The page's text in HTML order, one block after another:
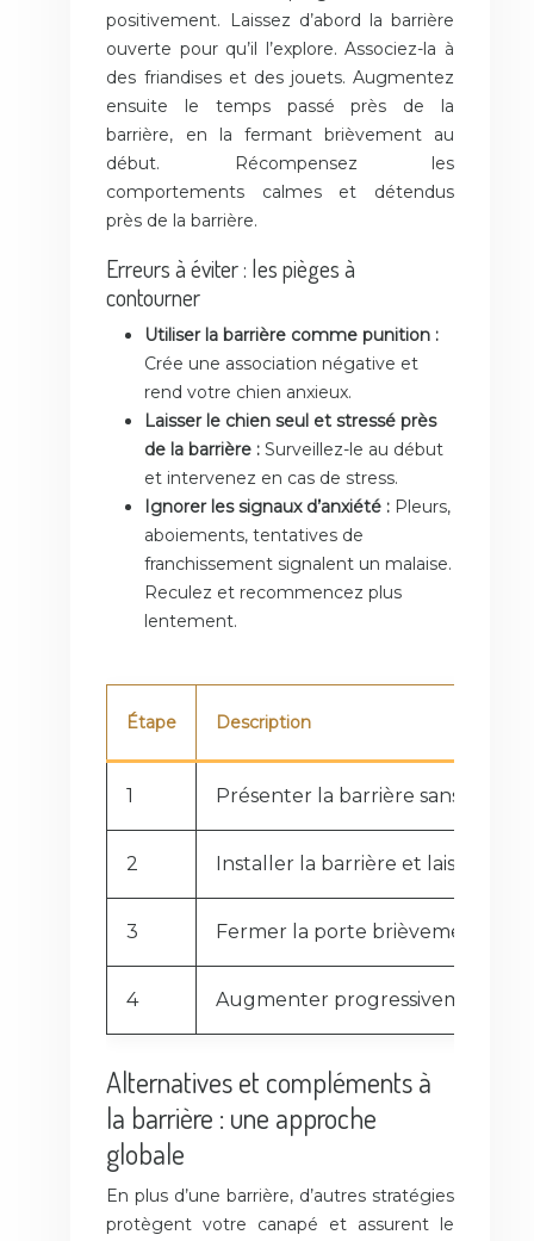
positivement. Laissez d’abord la barrière
ouverte pour qu’il l’explore. Associez-la à
des friandises et des jouets. Augmentez
ensuite le temps passé près de la
barrière, en la fermant brièvement au
début. Récompensez les
comportements calmes et détendus
près de la barrière.
Erreurs à éviter : les pièges à
contourner
Utiliser la barrière comme punition :
Crée une association négative et
rend votre chien anxieux.
Laisser le chien seul et stressé près
de la barrière :Surveillez-le au début
et intervenez en cas de stress.
Ignorer les signaux d’anxiété : Pleurs,
aboiements, tentatives de
franchissement signalent un malaise.
Reculez et recommencez plus
lentement.
Étape Description
1 Présenter la barrière sans
2 Installer la barrière et laisser le
3 Fermer la porte brièvement, en
4 Augmenter progressivement la
Alternatives et compléments à
la barrière : une approche
globale
En plus d’une barrière, d’autres stratégies
protègent votre canapé et assurent le